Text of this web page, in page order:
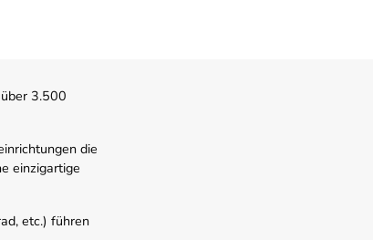
3.500
die
einzigartige
etc.) führen